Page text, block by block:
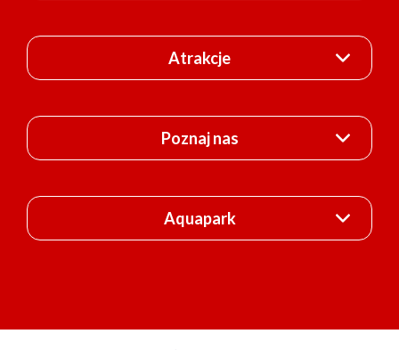
Atrakcje
Poznaj nas
Aquapark